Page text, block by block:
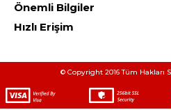
Önemli Bilgiler
Hızlı Erişim
© Copyright 2016 Tüm Hakları